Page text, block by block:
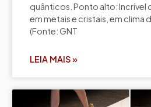
quânticos. Ponto alto: Incrível
em metais e cristais, em clima
(Fonte: GNT
LEIA MAIS »